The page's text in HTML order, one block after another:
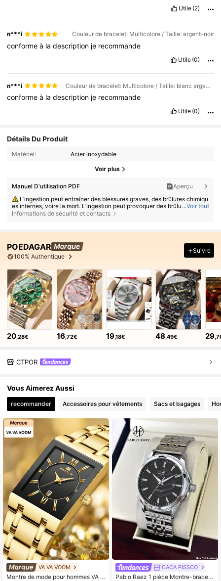
Utile (2)
n***i Couleur de bracelet: Multicolore / Taille: argent-noir
conformeà ladescription je recommande
Utile (0)
n***i Couleur de bracelet: Multicolore / Taille: blanc argenté
conformeà ladescription je recommande
Utile (0)
Détails Du Produit
Matériel: Acier inoxydable
Voir plus
Manuel D'utilisation PDF
Aperçu
L’ingestion peut entraîner des blessures graves, des brûlures chimiqu
es internes, voire la mort. L’ingestion peut provoquer des brûlures grave
s en seulement 2 heures. Si une pile a été avalée ou insérée dans une p
s que le compartiment à piles est toujours bien fermé.
...Voir tout
Informations de sécurité et contacts
POEDAGAR
100% Authentique
Suivre
20,28€ 16,72€ 19,18€ 48,49€ 29
CTPOR
Vous Aimerez Aussi
recommander Accessoires pour vêtements Sacs et bagages
VA VA VOOM
Montre de mode pour hommes VA V
CACA PISSCO
Pablo Raez 1 pièce Montre-bracele